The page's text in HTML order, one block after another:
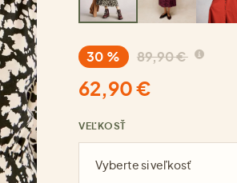
30 % 89,90 €
62,90 €
VEĽKOSŤ
Vyberte si veľkosť